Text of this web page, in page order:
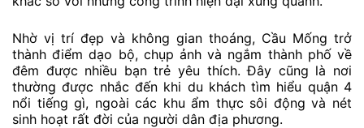
Nhờ vị trí đẹp và không gian thoáng, Cầu Mống trở
thành điểm dạo bộ, chụp ảnh và ngắm thành phố về
đêm được nhiều bạn trẻ yêu thích. Đây cũng là nơi
thường được nhắc đến khi du khách tìm hiểu quận 4
nổi tiếng gì, ngoài các khu ẩm thực sôi động và nét
sinh hoạt rất đời của người dân địa phương.